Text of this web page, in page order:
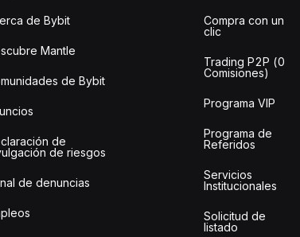
de Bybit
Mantle
de Bybit
de
de riesgos
de denuncias
Compra con un
clic
Trading P2P (0
Comisiones)
Programa VIP
Programa de
Referidos
Servicios
Institucionales
Solicitud de
listado